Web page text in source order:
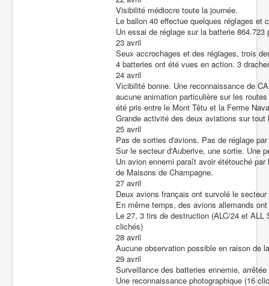
Visibilité médiocre toute la journée.
Le ballon 40 effectue quelques réglages et
Un essai de réglage sur la batterie
23 avril
Seux accrochages et des réglages, trois
4 batteries ont été vues en action. 3
24 avril
Vicibilité bonne. Une reconnaissance de
aucune animation particulière sur les
été pris entre le Mont Têtu et la Ferme
Grande activité des deux aviations sur tout
25 avril
Pas de sorties d'avions. Pas de réglage
Sur le secteur d'Auberive, une sortie. Une
Un avion ennemi paraît avoir ététouché
de Maisons de Champagne.
27 avril
Deux avions français ont survolé le
En même temps, des avions allemands
Le 27, 3 tirs de destruction (ALC/24 et
clichés)
28 avril
Aucune observation possible en raison de
29 avril
Surveillance des batteries ennemie,
Une reconnaissance photographique (16